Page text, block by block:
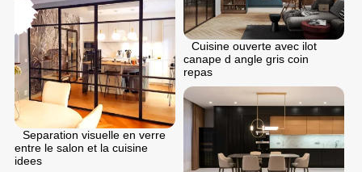
Cuisine ouverte avec ilot
canape d angle gris coin
repas
Separation visuelle en verre
entre le salon et la cuisine
idees